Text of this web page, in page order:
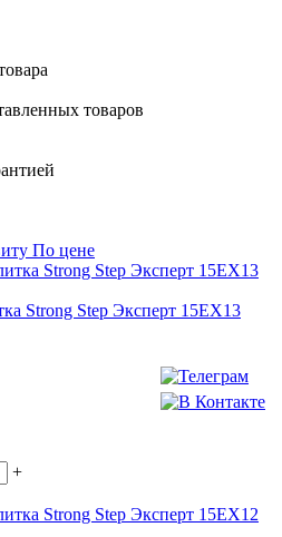
По цене
Strong Step Эксперт 15ЕХ13
+